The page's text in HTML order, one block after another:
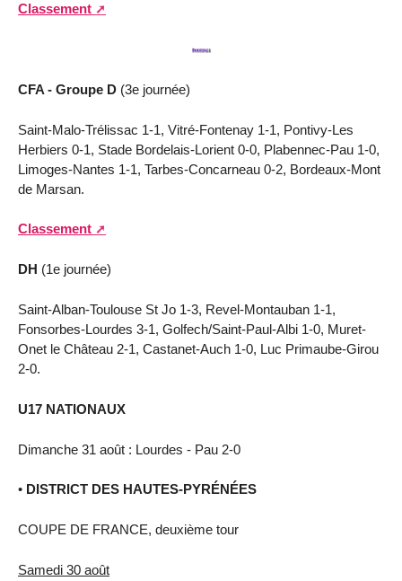
Classement
CFA - Groupe D (3e journée)
Saint-Malo-Trélissac 1-1, Vitré-Fontenay 1-1, Pontivy-Les
Herbiers 0-1, Stade Bordelais-Lorient 0-0, Plabennec-Pau 1-0,
Limoges-Nantes 1-1, Tarbes-Concarneau 0-2, Bordeaux-Mont
de Marsan.
Classement
DH (1e journée)
Saint-Alban-Toulouse St Jo 1-3, Revel-Montauban 1-1,
Fonsorbes-Lourdes 3-1, Golfech/Saint-Paul-Albi 1-0, Muret-
Onet le Château 2-1, Castanet-Auch 1-0, Luc Primaube-Girou
2-0.
U17 NATIONAUX
Dimanche 31 août : Lourdes - Pau 2-0
• DISTRICT DES HAUTES-PYRÉNÉES
COUPE DE FRANCE, deuxième tour
Samedi 30 août